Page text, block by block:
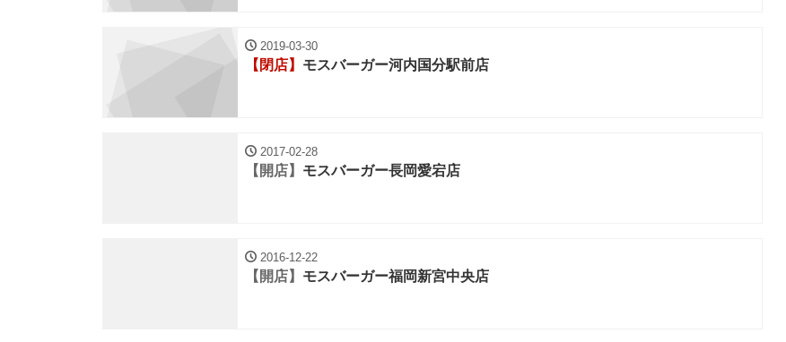
2019-03-30
【閉店】 モスバーガー河内国分駅前店
2017-02-28
【開店】 モスバーガー長岡愛宕店
2016-12-22
【開店】 モスバーガー福岡新宮中央店